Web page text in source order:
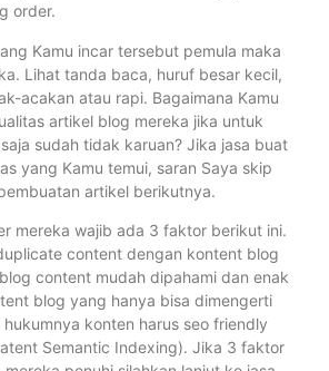
order.
Kamu incar tersebut pemula maka
Lihat tanda baca, huruf besar kecil,
acakan atau rapi. Bagaimana Kamu
artikel blog mereka jika untuk
sudah tidak karuan? Jika jasa buat
yang Kamu temui, saran Saya skip
artikel berikutnya.
mereka wajib ada 3 faktor berikut ini.
content dengan kontent blog
content mudah dipahami dan enak
blog yang hanya bisa dimengerti
konten harus seo friendly
Semantic Indexing). Jika 3 faktor